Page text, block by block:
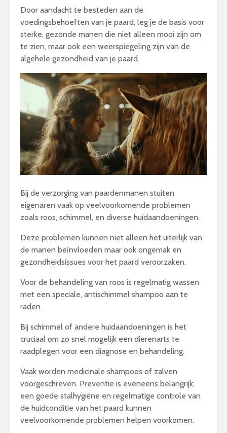
Door aandacht te besteden aan de
voedingsbehoeften van je paard, leg je de basis voor
sterke, gezonde manen die niet alleen mooi zijn om
te zien, maar ook een weerspiegeling zijn van de
algehele gezondheid van je paard.
Bij de verzorging van paardenmanen stuiten
eigenaren vaak op veelvoorkomende problemen
zoals roos, schimmel, en diverse huidaandoeningen.
Deze problemen kunnen niet alleen het uiterlijk van
de manen beïnvloeden maar ook ongemak en
gezondheidsissues voor het paard veroorzaken.
Voor de behandeling van roos is regelmatig wassen
met een speciale, antischimmel shampoo aan te
raden.
Bij schimmel of andere huidaandoeningen is het
cruciaal om zo snel mogelijk een dierenarts te
raadplegen voor een diagnose en behandeling.
Vaak worden medicinale shampoos of zalven
voorgeschreven. Preventie is eveneens belangrijk;
een goede stalhygiëne en regelmatige controle van
de huidconditie van het paard kunnen
veelvoorkomende problemen helpen voorkomen.